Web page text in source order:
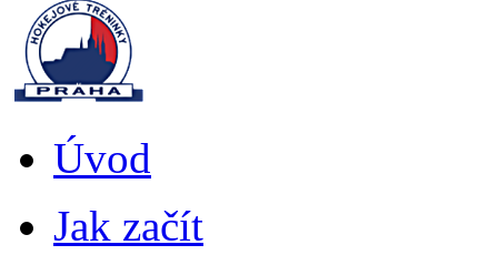
Úvod
Jak začít